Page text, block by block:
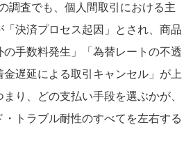
調査でも、個人間取引における主
決済プロセス起因」とされ、商品
手数料発生」「為替レートの不透
遅延による取引キャンセル」が上
り、どの支払い手段を選ぶかが、
・トラブル耐性のすべてを左右する